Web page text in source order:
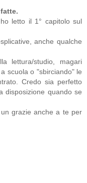
letto il 1° capitolo sul
anche qualche
lettura/studio, magari
scuola o "sbirciando" le
Credo sia perfetto
disposizione quando se
grazie anche a te per